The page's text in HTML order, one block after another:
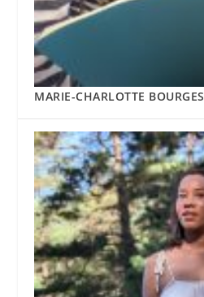
MARIE-CHARLOTTE BOURGES